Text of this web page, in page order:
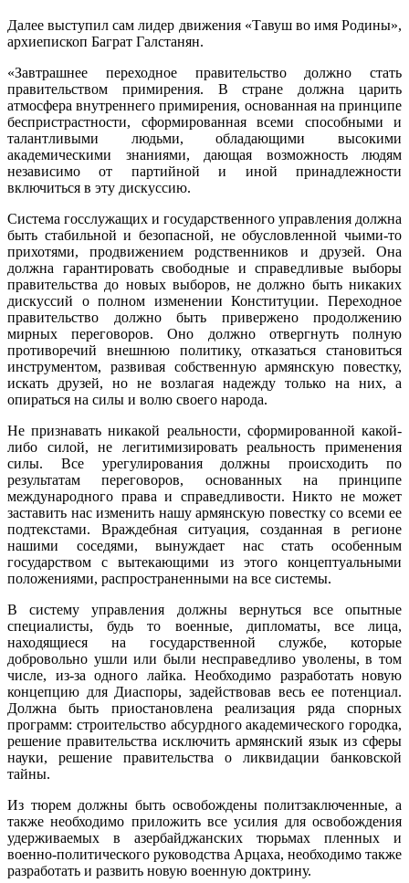
Далее выступил сам лидер движения «Тавуш во имя Родины»,
архиепископ Баграт Галстанян.
«Завтрашнее переходное правительство должно стать
правительством примирения. В стране должна царить
атмосфера внутреннего примирения, основанная на принципе
беспристрастности, сформированная всеми способными и
талантливыми людьми, обладающими высокими
академическими знаниями, дающая возможность людям
независимо от партийной и иной принадлежности
включиться в эту дискуссию.
Система госслужащих и государственного управления должна
быть стабильной и безопасной, не обусловленной чьими-то
прихотями, продвижением родственников и друзей. Она
должна гарантировать свободные и справедливые выборы
правительства до новых выборов, не должно быть никаких
дискуссий о полном изменении Конституции. Переходное
правительство должно быть привержено продолжению
мирных переговоров. Оно должно отвергнуть полную
противоречий внешнюю политику, отказаться становиться
инструментом, развивая собственную армянскую повестку,
искать друзей, но не возлагая надежду только на них, а
опираться на силы и волю своего народа.
Не признавать никакой реальности, сформированной какой-
либо силой, не легитимизировать реальность применения
силы. Все урегулирования должны происходить по
результатам переговоров, основанных на принципе
международного права и справедливости. Никто не может
заставить нас изменить нашу армянскую повестку со всеми ее
подтекстами. Враждебная ситуация, созданная в регионе
нашими соседями, вынуждает нас стать особенным
государством с вытекающими из этого концептуальными
положениями, распространенными на все системы.
В систему управления должны вернуться все опытные
специалисты, будь то военные, дипломаты, все лица,
находящиеся на государственной службе, которые
добровольно ушли или были несправедливо уволены, в том
числе, из-за одного лайка. Необходимо разработать новую
концепцию для Диаспоры, задействовав весь ее потенциал.
Должна быть приостановлена реализация ряда спорных
программ: строительство абсурдного академического городка,
решение правительства исключить армянский язык из сферы
науки, решение правительства о ликвидации банковской
тайны.
Из тюрем должны быть освобождены политзаключенные, а
также необходимо приложить все усилия для освобождения
удерживаемых в азербайджанских тюрьмах пленных и
военно-политического руководства Арцаха, необходимо также
разработать и развить новую военную доктрину.